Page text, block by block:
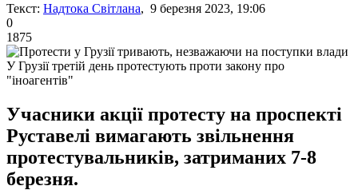
Текст: Надтока Світлана, 9 березня 2023, 19:06
0
1875
У Грузії третій день протестують проти закону про
"іноагентів"
Учасники акції протесту на проспекті
Руставелі вимагають звільнення
протестувальників, затриманих 7-8
березня.